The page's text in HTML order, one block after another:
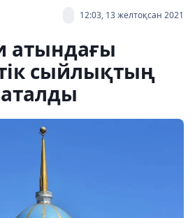
12:03, 13 желтоқсан 2021
атындағы
сыйлықтың